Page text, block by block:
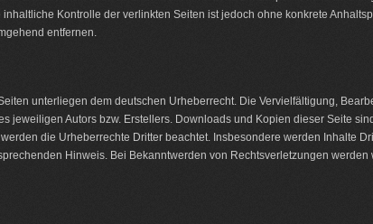
Kontrolle der verlinkten Seiten ist jedoch ohne konkrete
entfernen.
unterliegen dem deutschen Urheberrecht. Die Vervielfältigung,
jeweiligen Autors bzw. Erstellers. Downloads und Kopien dieser Seite
die Urheberrechte Dritter beachtet. Insbesondere werden Inhalte
Hinweis. Bei Bekanntwerden von Rechtsverletzungen